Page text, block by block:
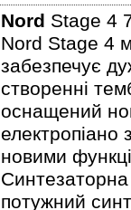
Nord Stage 4
Nord Stage 4
забезпечує
створенні
оснащений
електропіано
новими
потужний